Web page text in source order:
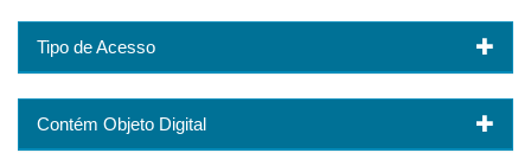
Tipo de Acesso
Contém Objeto Digital